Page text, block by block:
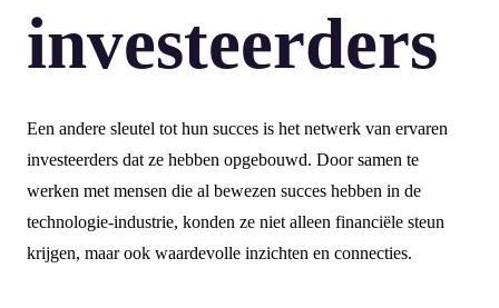
investeerders
Een andere sleutel tot hun succes is het netwerk van ervaren
investeerders dat ze hebben opgebouwd. Door samen te
werken met mensen die al bewezen succes hebben in de
technologie-industrie, konden ze niet alleen financiële steun
krijgen, maar ook waardevolle inzichten en connecties.